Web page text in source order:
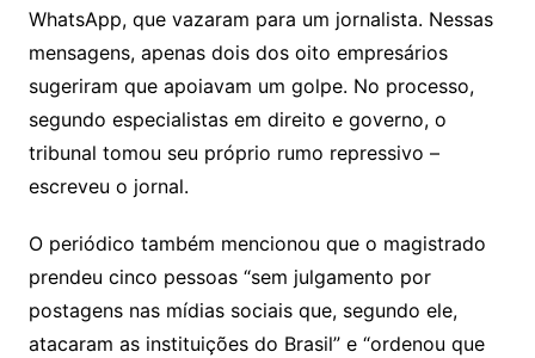
WhatsApp, que vazaram para um jornalista. Nessas
mensagens, apenas dois dos oito empresários
sugeriram que apoiavam um golpe. No processo,
segundo especialistas em direito e governo, o
tribunal tomou seu próprio rumo repressivo –
escreveu o jornal.
O periódico também mencionou que o magistrado
prendeu cinco pessoas “sem julgamento por
postagens nas mídias sociais que, segundo ele,
atacaram as instituições do Brasil” e “ordenou que